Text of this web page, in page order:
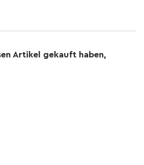
Artikel gekauft haben,